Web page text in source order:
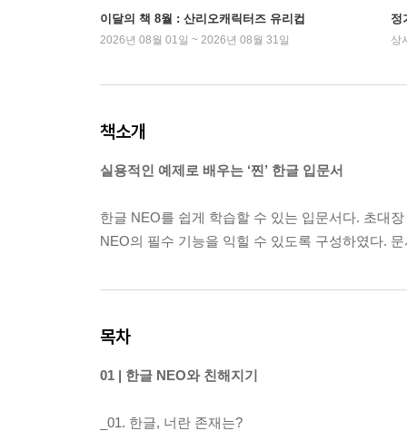
이달의 책 8월 : 산리오캐릭터즈 유리컵
2026년 08월 01일 ~ 2026년 08월 31일
정
상
책소개
실용적인 예제로 배우는 ‘찐’ 한글 입문서
한글 NEO를 쉽게 학습할 수 있는 입문서다. 초대
NEO의 필수 기능을 익힐 수 있도록 구성하였다.
목차
01 | 한글 NEO와 친해지기
_01. 한글, 너란 존재는?